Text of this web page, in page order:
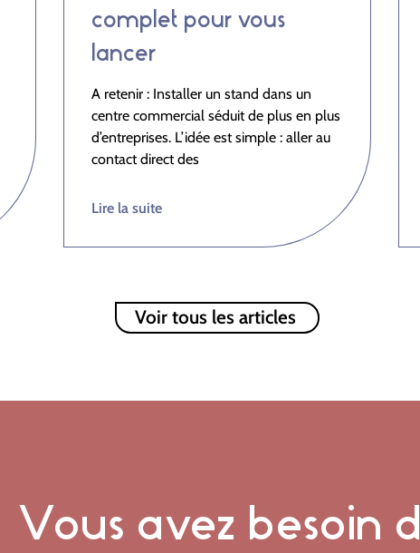
complet pour vous
lancer
A retenir : Installer un stand dans un
centre commercial séduit de plus en plus
d’entreprises. L’idée est simple : aller au
contact direct des
Lire la suite
Voir tous les articles
Vous avez besoin